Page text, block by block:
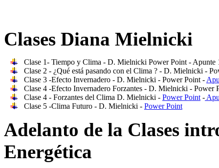
Clases Diana Mielnicki
Clase 1- Tiempo y Clima - D. Mielnicki Power Point -
Clase 2 - ¿Qué está pasando con el Clima ? - D. Mielnicki -
Clase 3 -Efecto Invernadero - D. Mielnicki - Power Point -
Clase 4 -Efecto Invernadero Forzantes - D. Mielnicki - Power
Clase 4 - Forzantes del Clima D. Mielnicki - Power Point -
Clase 5 -Clima Futuro - D. Mielnicki - Power Point
Adelanto de la Clases
Energética